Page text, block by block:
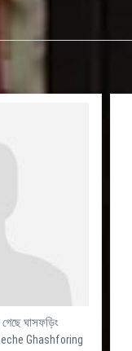
ঘাসফড়িং
Ghashforing